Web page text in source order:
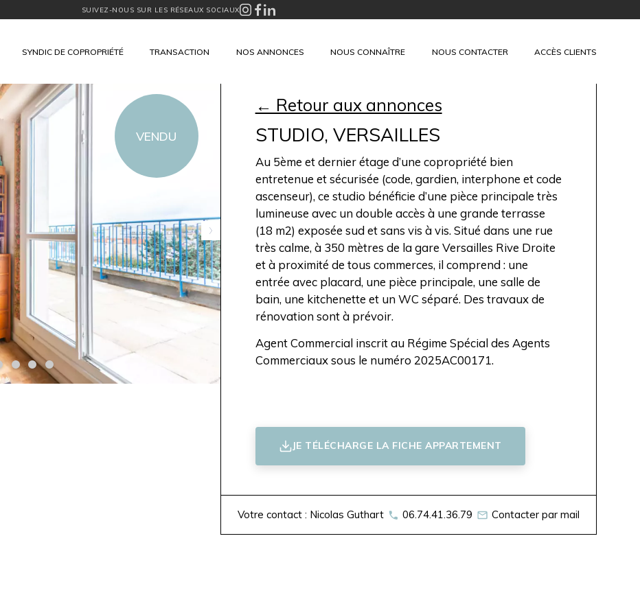
SUIVEZ-NOUS SUR LES RÉSEAUX SOCIAUX
SYNDIC DE COPROPRIÉTÉ TRANSACTION NOS ANNONCES NOUS CONNAÎTRE NOUS CONTACTER ACCÈS CLIENTS
VENDU
← Retour aux annonces
STUDIO, VERSAILLES
Au 5ème et dernier étage d’une copropriété bien
entretenue et sécurisée (code, gardien, interphone et code
ascenseur), ce studio bénéficie d’une pièce principale très
lumineuse avec un double accès à une grande terrasse
(18 m2) exposée sud et sans vis à vis. Situé dans une rue
très calme, à 350 mètres de la gare Versailles Rive Droite
et à proximité de tous commerces, il comprend : une
entrée avec placard, une pièce principale, une salle de
bain, une kitchenette et un WC séparé. Des travaux de
rénovation sont à prévoir.
Agent Commercial inscrit au Régime Spécial des Agents
Commerciaux sous le numéro 2025AC00171.
JE TÉLÉCHARGE LA FICHE APPARTEMENT
Votre contact : Nicolas Guthart 06.74.41.36.79 Contacter par mail